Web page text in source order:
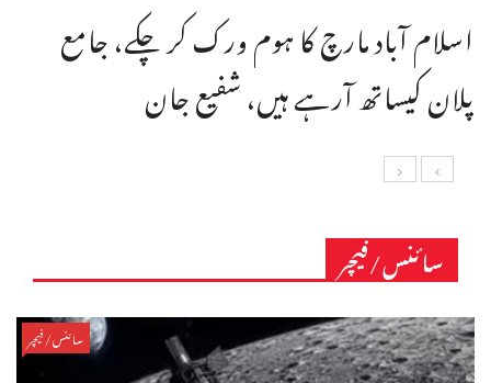
اسلام آباد مارچ کا ہوم ورک کر چکے، جامع
پلان کیساتھ آرہے ہیں، شفیع جان
سائنس/فیچر
سائنس/فیچر